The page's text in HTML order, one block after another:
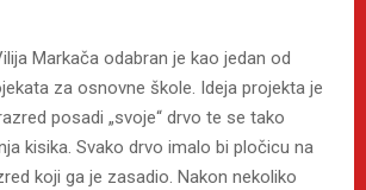
Markača odabran je kao jedan od
za osnovne škole. Ideja projekta je
posadi „svoje“ drvo te se tako
kisika. Svako drvo imalo bi pločicu na
koji ga je zasadio. Nakon nekoliko